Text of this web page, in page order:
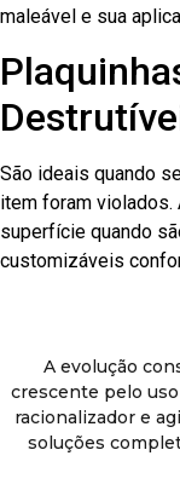
maleável e sua
São ideais quando
item foram
superfície quando
customizáveis
A evolução
crescente pelo
racionalizador e
soluções